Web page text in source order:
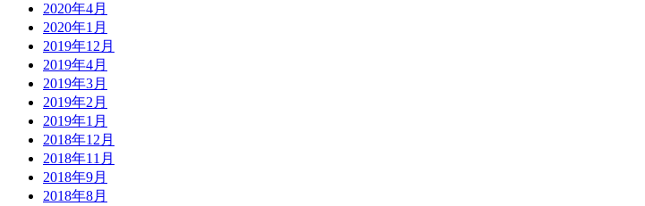
2020年4月
2020年1月
2019年12月
2019年4月
2019年3月
2019年2月
2019年1月
2018年12月
2018年11月
2018年9月
2018年8月